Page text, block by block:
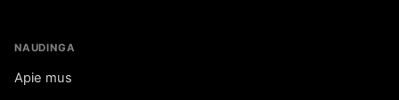
NAUDINGA
Apie mus